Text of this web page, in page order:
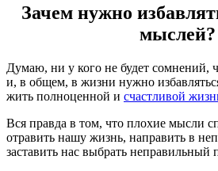
Зачем нужно
мыслей?
Думаю, ни у кого не будет сомнений,
и, в общем, в жизни нужно
жить полноценной и счастливой
Вся правда в том, что плохие мысли
отравить нашу жизнь, направить в
заставить нас выбрать неправильный